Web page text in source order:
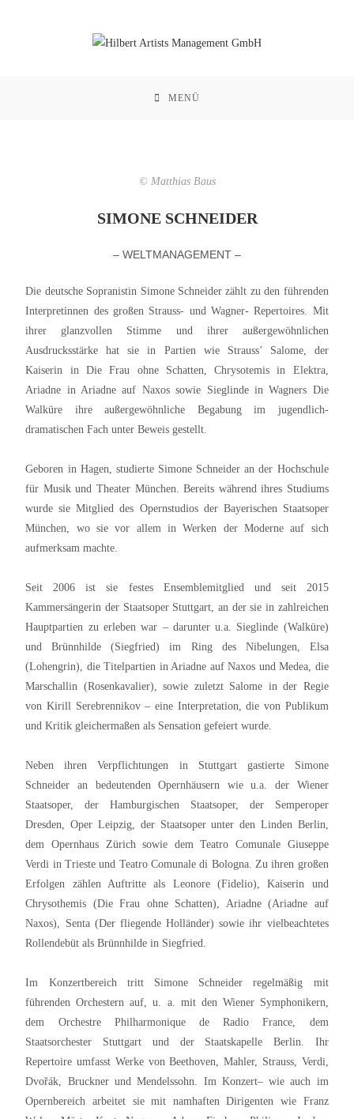
MENÜ
© Matthias Baus
SIMONE SCHNEIDER
– WELTMANAGEMENT –
Die deutsche Sopranistin Simone Schneider zählt zu den führenden
Interpretinnen des großen Strauss- und Wagner- Repertoires. Mit
ihrer glanzvollen Stimme und ihrer außergewöhnlichen
Ausdrucksstärke hat sie in Partien wie Strauss’ Salome, der
Kaiserin in Die Frau ohne Schatten, Chrysotemis in Elektra,
Ariadne in Ariadne auf Naxos sowie Sieglinde in Wagners Die
Walküre ihre außergewöhnliche Begabung im jugendlich-
dramatischen Fach unter Beweis gestellt.
Geboren in Hagen, studierte Simone Schneider an der Hochschule
für Musik und Theater München. Bereits während ihres Studiums
wurde sie Mitglied des Opernstudios der Bayerischen Staatsoper
München, wo sie vor allem in Werken der Moderne auf sich
aufmerksam machte.
Seit 2006 ist sie festes Ensemblemitglied und seit 2015
Kammersängerin der Staatsoper Stuttgart, an der sie in zahlreichen
Hauptpartien zu erleben war – darunter u.a. Sieglinde (Walküre)
und Brünnhilde (Siegfried) im Ring des Nibelungen, Elsa
(Lohengrin), die Titelpartien in Ariadne auf Naxos und Medea, die
Marschallin (Rosenkavalier), sowie zuletzt Salome in der Regie
von Kirill Serebrennikov – eine Interpretation, die von Publikum
und Kritik gleichermaßen als Sensation gefeiert wurde.
Neben ihren Verpflichtungen in Stuttgart gastierte Simone
Schneider an bedeutenden Opernhäusern wie u.a. der Wiener
Staatsoper, der Hamburgischen Staatsoper, der Semperoper
Dresden, Oper Leipzig, der Staatsoper unter den Linden Berlin,
dem Opernhaus Zürich sowie dem Teatro Comunale Giuseppe
Verdi in Trieste und Teatro Comunale di Bologna. Zu ihren großen
Erfolgen zählen Auftritte als Leonore (Fidelio), Kaiserin und
Chrysothemis (Die Frau ohne Schatten), Ariadne (Ariadne auf
Naxos), Senta (Der fliegende Holländer) sowie ihr vielbeachtetes
Rollendebüt als Brünnhilde in Siegfried.
Im Konzertbereich tritt Simone Schneider regelmäßig mit
führenden Orchestern auf, u. a. mit den Wiener Symphonikern,
dem Orchestre Philharmonique de Radio France, dem
Staatsorchester Stuttgart und der Staatskapelle Berlin. Ihr
Repertoire umfasst Werke von Beethoven, Mahler, Strauss, Verdi,
Dvořák, Bruckner und Mendelssohn. Im Konzert– wie auch im
Opernbereich arbeitet sie mit namhaften Dirigenten wie Franz